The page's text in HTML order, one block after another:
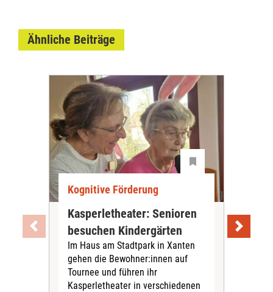
Ähnliche Beiträge
Kognitive Förderung
Kasperletheater: Senioren
besuchen Kindergärten
Im Haus am Stadtpark in Xanten
gehen die Bewohner:innen auf
Tournee und führen ihr
Kasperletheater in verschiedenen